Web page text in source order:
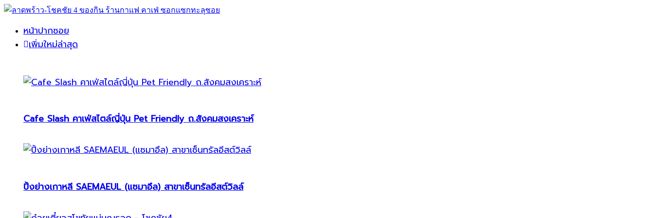
หน้าปากซอย
เพิ่มใหม่ล่าสุด
Cafe Slash คาเฟ่สไตล์ญี่ปุ่น Pet Friendly ถ.สังคมสงเคราะห์
ปิ้งย่างเกาหลี SAEMAEUL (แซมาอึล) สาขาเซ็นทรัลอีสต์วิลล์